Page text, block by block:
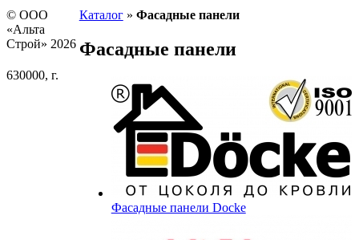
Каталог» Фасадные панели
Фасадные панели
Фасадные панели Docke
© ООО
«Альта
Строй» 2026
630000, г.